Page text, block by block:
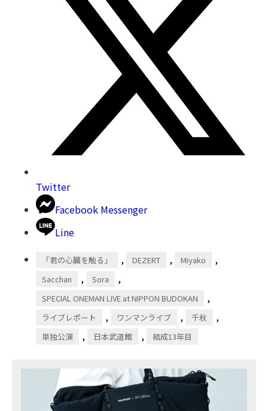
Twitter
Facebook Messenger
Line
「君の心臓を触る」 , DEZERT , Miyako ,
Sacchan , Sora ,
SPECIAL ONEMAN LIVE at NIPPON BUDOKAN ,
ライブレポート , ワンマンライブ , 千秋 ,
単独公演 , 日本武道館 , 結成13年目